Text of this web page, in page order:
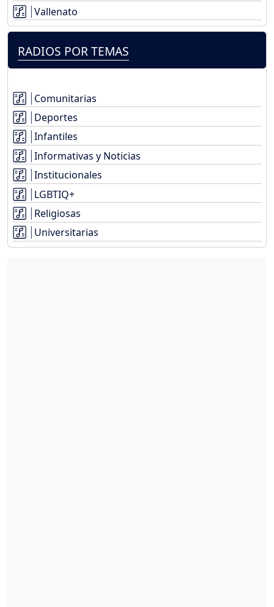
Vallenato
RADIOS POR TEMAS
Comunitarias
Deportes
Infantiles
Informativas y Noticias
Institucionales
LGBTIQ+
Religiosas
Universitarias